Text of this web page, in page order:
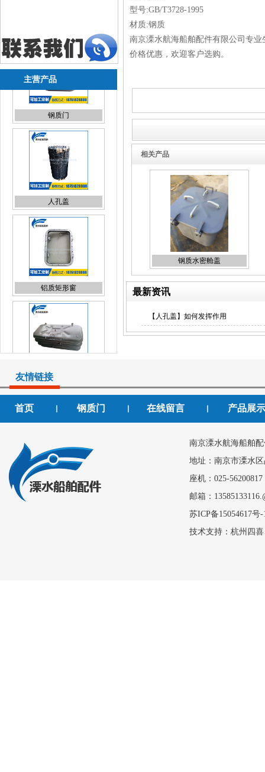
主营产品
人孔盖
铝质矩形窗
快开闭钢质门
型号:GB/T3728-1995
材质:钢质
南京溧水航海船舶配件有限公司专
价格优惠，欢迎客户选购。
相关产品
钢质水密舱盖
最新资讯
【人孔盖】如何发挥作用
友情链接
首页 钢质门 在线留言 产品展示
南京溧水航海船舶
地址：南京市溧水
座机：025-
邮箱：
苏ICP备15054617号-
技术支持： 杭州四喜